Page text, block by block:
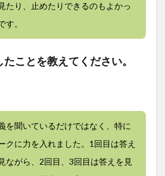
たり、止めたりできるのもよかっ
す。
ことを教えてください。
を聞いているだけではなく、特に
クに力を入れました。1回目は答え
ながら、2回目、3回目は答えを見